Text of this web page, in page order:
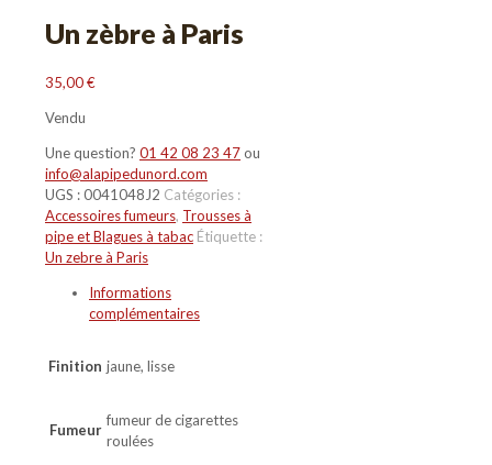
Un zèbre à Paris
35,00€
Vendu
Une question? 01 42 08 23 47ou
info@alapipedunord.com
UGS :0041048J2 Catégories :
Accessoires fumeurs, Trousses à
pipe et Blagues à tabac Étiquette :
Un zebre à Paris
Informations
complémentaires
Finition jaune, lisse
Fumeur
fumeur de cigarettes
roulées